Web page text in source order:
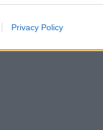
Privacy Policy